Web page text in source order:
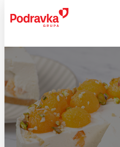
content